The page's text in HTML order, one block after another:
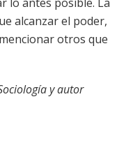
alcanzar el poder,
otros que
y autor